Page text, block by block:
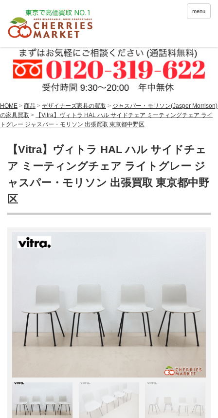
menu
HOME > 商品 > デザイナーズ家具の買取 > ジャスパー・モリソン(Jasper Morrison)
の家具買取 >
【Vitra】ヴィトラ HAL ハル サイドチェア ミーティングチェア ライ
トグレー ジャスパー・モリソン 出張買取 東京都中野区
【Vitra】ヴィトラ HAL ハル サイドチェ
ア ミーティングチェア ライトグレー ジ
ャスパー・モリソン 出張買取 東京都中野
区